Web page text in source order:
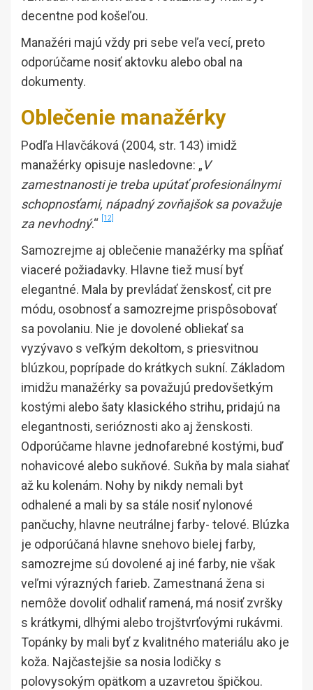
decentne pod košeľou.
Manažéri majú vždy pri sebe veľa vecí, preto
odporúčame nosiť aktovku alebo obal na
dokumenty.
Oblečenie manažérky
Podľa Hlavčáková (2004, str. 143) imidž
manažérky opisuje nasledovne: „V
zamestnanosti je treba upútať profesionálnymi
schopnosťami, nápadný zovňajšok sa považuje
za nevhodný.“ [12]
Samozrejme aj oblečenie manažérky ma spĺňať
viaceré požiadavky. Hlavne tiež musí byť
elegantné. Mala by prevládať ženskosť, cit pre
módu, osobnosť a samozrejme prispôsobovať
sa povolaniu. Nie je dovolené obliekať sa
vyzývavo s veľkým dekoltom, s priesvitnou
blúzkou, poprípade do krátkych sukní. Základom
imidžu manažérky sa považujú predovšetkým
kostými alebo šaty klasického strihu, pridajú na
elegantnosti, serióznosti ako aj ženskosti.
Odporúčame hlavne jednofarebné kostými, buď
nohavicové alebo sukňové. Sukňa by mala siahať
až ku kolenám. Nohy by nikdy nemali byt
odhalené a mali by sa stále nosiť nylonové
pančuchy, hlavne neutrálnej farby- telové. Blúzka
je odporúčaná hlavne snehovo bielej farby,
samozrejme sú dovolené aj iné farby, nie však
veľmi výrazných farieb. Zamestnaná žena si
nemôže dovoliť odhaliť ramená, má nosiť zvršky
s krátkymi, dlhými alebo trojštvrťovými rukávmi.
Topánky by mali byť z kvalitného materiálu ako je
koža. Najčastejšie sa nosia lodičky s
polovysokým opätkom a uzavretou špičkou.